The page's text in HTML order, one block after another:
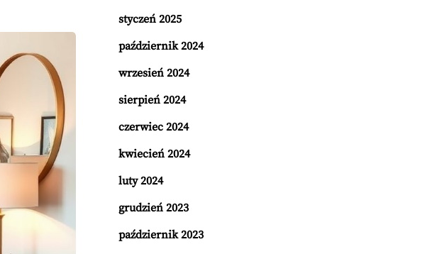
styczeń 2025
październik 2024
wrzesień 2024
sierpień 2024
czerwiec 2024
kwiecień 2024
luty 2024
grudzień 2023
październik 2023